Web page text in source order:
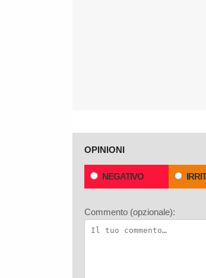
OPINIONI
NEGATIVO
Commento (opzionale):